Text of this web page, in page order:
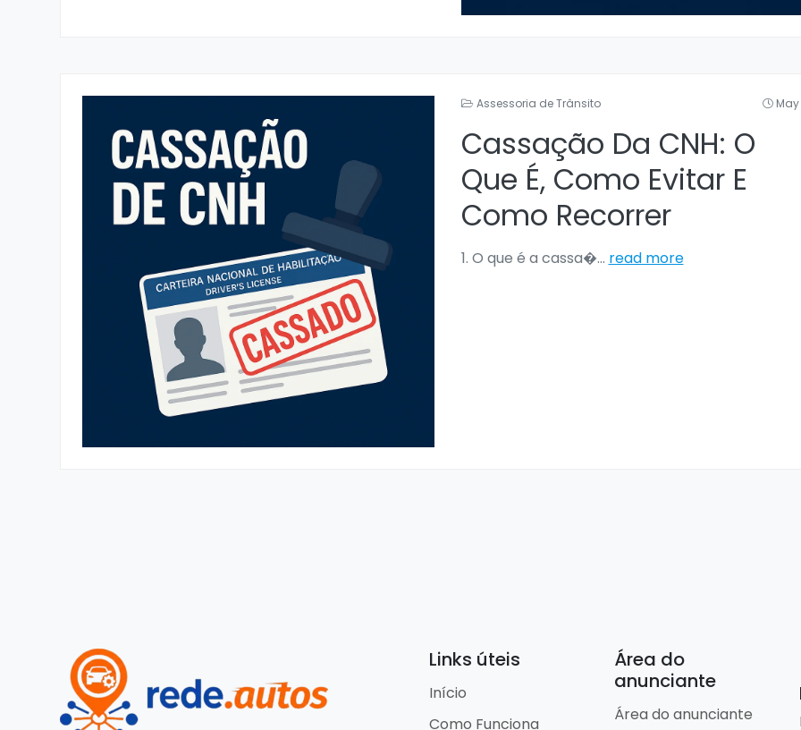
Assessoria de Trânsito May
Cassação Da CNH: O
Que É, Como Evitar E
Como Recorrer
1. O que é a cassa�... read more
Links úteis
Início
Como Funciona
Área do
anunciante
Área do anunciante